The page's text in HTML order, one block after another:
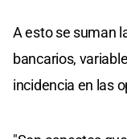
A esto se suman
bancarios,
incidencia en las